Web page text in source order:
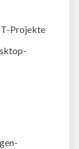
Projekte